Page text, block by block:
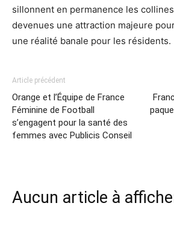
sillonnent en permanence les
devenues une attraction majeure
une réalité banale pour les résidents.
Article précédent
Orange et l’Équipe de France
Féminine de Football
s’engagent pour la santé des
femmes avec Publicis Conseil
Aucun article à